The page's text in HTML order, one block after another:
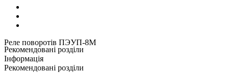
Реле поворотів ПЭУП-8М
Рекомендовані розділи
Інформація
Рекомендовані розділи